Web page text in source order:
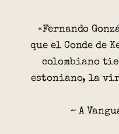
«Fernando
que el Conde de
colombiano
estoniano, la
~ A